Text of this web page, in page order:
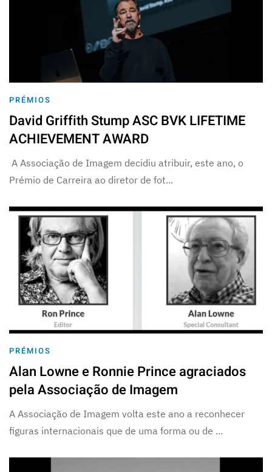
PRÉMIOS
David Griffith Stump ASC BVK LIFETIME
ACHIEVEMENT AWARD
A Associação de Imagem decidiu atribuir, este ano, o
Prémio de Carreira ao diretor de fot...
PRÉMIOS
Alan Lowne e Ronnie Prince agraciados
pela Associação de Imagem
A Associação de Imagem volta este ano a reconhecer
figuras internacionais que de uma forma ou de ...